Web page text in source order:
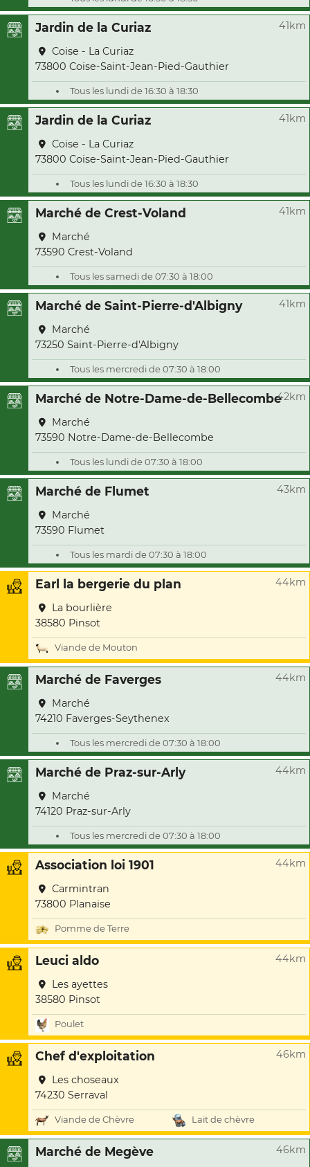
Jardin de la Curiaz 41km
Coise - La Curiaz
73800 Coise-Saint-Jean-Pied-Gauthier
Tous les lundi de 16:30 à 18:30
Jardin de la Curiaz 41km
Coise - La Curiaz
73800 Coise-Saint-Jean-Pied-Gauthier
Tous les lundi de 16:30 à 18:30
Marché de Crest-Voland 41km
Marché
73590 Crest-Voland
Tous les samedi de 07:30 à 18:00
Marché de Saint-Pierre-d'Albigny 41km
Marché
73250 Saint-Pierre-d'Albigny
Tous les mercredi de 07:30 à 18:00
Marché de Notre-Dame-de-Bellecombe42km
Marché
73590 Notre-Dame-de-Bellecombe
Tous les lundi de 07:30 à 18:00
Marché de Flumet 43km
Marché
73590 Flumet
Tous les mardi de 07:30 à 18:00
Earl la bergerie du plan 44km
La bourlière
38580 Pinsot
Viande de Mouton
Marché de Faverges 44km
Marché
74210 Faverges-Seythenex
Tous les mercredi de 07:30 à 18:00
Marché de Praz-sur-Arly 44km
Marché
74120 Praz-sur-Arly
Tous les mercredi de 07:30 à 18:00
Association loi 1901 44km
Carmintran
73800 Planaise
Pomme de Terre
Leuci aldo 44km
Les ayettes
38580 Pinsot
Poulet
Chef d'exploitation 46km
Les choseaux
74230 Serraval
Viande de Chèvre Lait de chèvre
Marché de Megève 46km